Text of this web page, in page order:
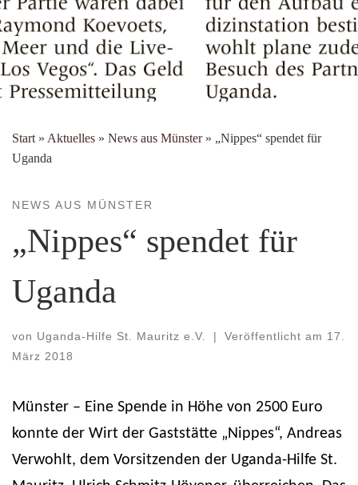
Start » Aktuelles » News aus Münster » „Nippes“ spendet für
Uganda
NEWS AUS MÜNSTER
„Nippes“ spendet für
Uganda
von Uganda-Hilfe St. Mauritz e.V. | Veröffentlicht am 17.
März 2018
Münster – Eine Spende in Höhe von 2500 Euro
konnte der Wirt der Gaststätte „Nippes“, Andreas
Verwohlt, dem Vorsitzenden der Uganda-Hilfe St.